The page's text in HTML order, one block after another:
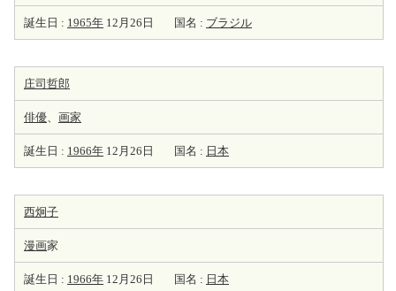
誕生日 : 1965年 12月26日 国名 : ブラジル
庄司哲郎
俳優、 画家
誕生日 : 1966年 12月26日 国名 : 日本
西炯子
漫画家
誕生日 : 1966年 12月26日 国名 : 日本